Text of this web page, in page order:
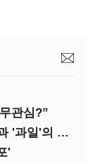
관심?”
[나의 연속혈당측정 체험기]'돌솥밥'과 '과일'의 놀라운 배신
'